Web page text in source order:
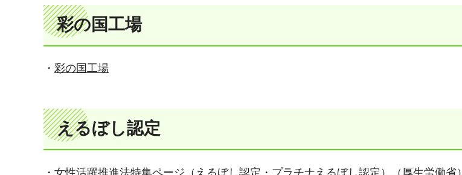
彩の国工場
・ 彩の国工場
えるぼし認定
・ 女性活躍推進法特集ページ（えるぼし認定・プラチナえるぼし認定）（厚生労働省）